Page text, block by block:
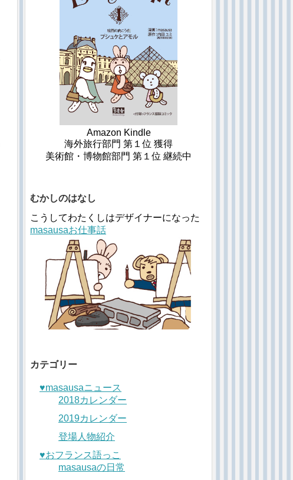
Amazon Kindle
海外旅行部門 第１位 獲得
美術館・博物館部門 第１位 継続中
むかしのはなし
こうしてわたくしはデザイナーになった
masausaお仕事話
カテゴリー
♥︎masausaニュース
2018カレンダー
2019カレンダー
登場人物紹介
♥︎おフランス語っこ
masausaの日常